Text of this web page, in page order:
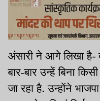
अंसारी ने आगे लिखा है-
बार-बार उन्हें बिना
जा रहा है. उन्होंने